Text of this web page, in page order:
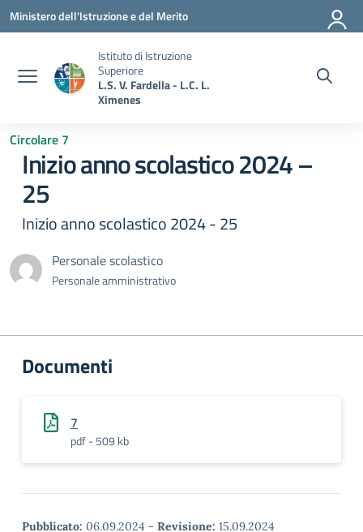
Vai ai contenuti
Vai al menu di navigazione
Vai al footer
Ministero dell'Istruzione e del Merito
Istituto di Istruzione
Superiore
L.S. V. Fardella - L.C. L.
Ximenes
Circolare 7
Inizio anno scolastico 2024 –
25
Inizio anno scolastico 2024 - 25
Personale scolastico
Personale amministrativo
Documenti
7
pdf - 509 kb
Pubblicato: 06.09.2024 - Revisione: 15.09.2024